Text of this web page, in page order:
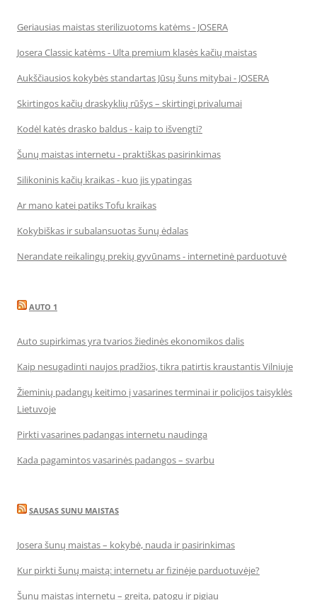
Geriausias maistas sterilizuotoms katėms - JOSERA
Josera Classic katėms - Ulta premium klasės kačių maistas
Aukščiausios kokybės standartas Jūsų šuns mitybai - JOSERA
Skirtingos kačių draskyklių rūšys – skirtingi privalumai
Kodėl katės drasko baldus - kaip to išvengti?
Šunų maistas internetu - praktiškas pasirinkimas
Silikoninis kačių kraikas - kuo jis ypatingas
Ar mano katei patiks Tofu kraikas
Kokybiškas ir subalansuotas šunų ėdalas
Nerandate reikalingų prekių gyvūnams - internetinė parduotuvė
AUTO 1
Auto supirkimas yra tvarios žiedinės ekonomikos dalis
Kaip nesugadinti naujos pradžios, tikra patirtis kraustantis Vilniuje
Žieminių padangų keitimo į vasarines terminai ir policijos taisyklės
Lietuvoje
Pirkti vasarines padangas internetu naudinga
Kada pagamintos vasarinės padangos – svarbu
SAUSAS SUNU MAISTAS
Josera šunų maistas – kokybė, nauda ir pasirinkimas
Kur pirkti šunų maistą: internetu ar fizinėje parduotuvėje?
Šunų maistas internetu – greita, patogu ir pigiau